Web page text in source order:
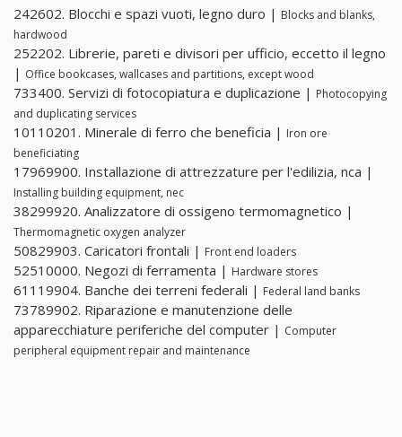
242602. Blocchi e spazi vuoti, legno duro | Blocks and blanks,
hardwood
252202. Librerie, pareti e divisori per ufficio, eccetto il legno
| Office bookcases, wallcases and partitions, except wood
733400. Servizi di fotocopiatura e duplicazione | Photocopying
and duplicating services
10110201. Minerale di ferro che beneficia | Iron ore
beneficiating
17969900. Installazione di attrezzature per l'edilizia, nca |
Installing building equipment, nec
38299920. Analizzatore di ossigeno termomagnetico |
Thermomagnetic oxygen analyzer
50829903. Caricatori frontali | Front end loaders
52510000. Negozi di ferramenta | Hardware stores
61119904. Banche dei terreni federali | Federal land banks
73789902. Riparazione e manutenzione delle
apparecchiature periferiche del computer | Computer
peripheral equipment repair and maintenance